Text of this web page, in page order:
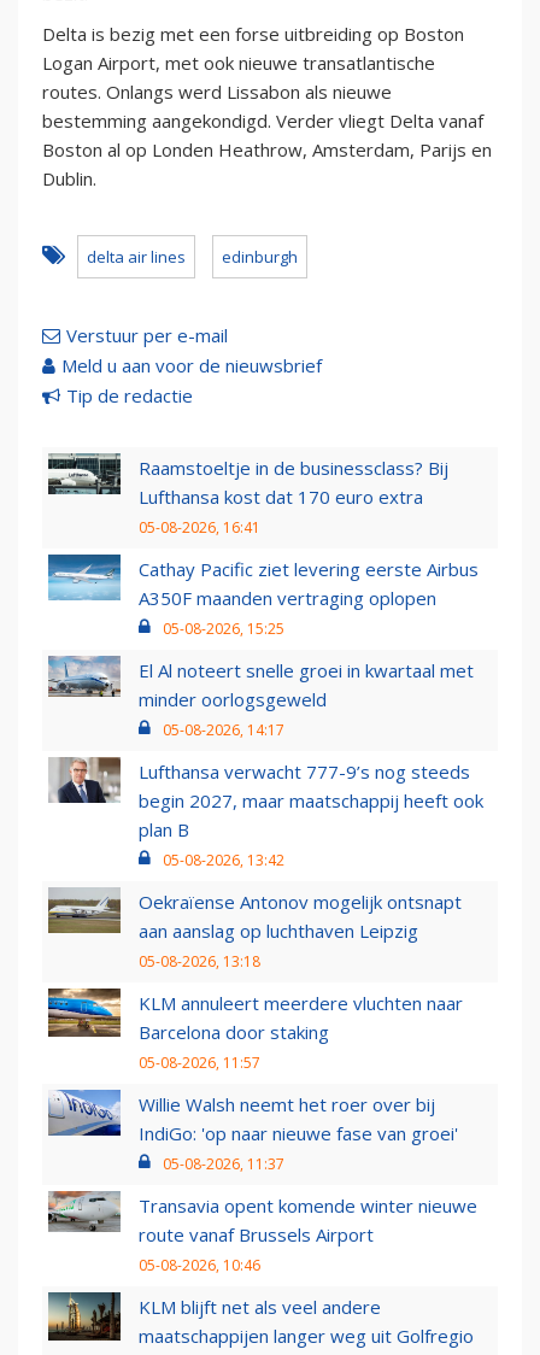
Delta is bezig met een forse uitbreiding op Boston
Logan Airport, met ook nieuwe transatlantische
routes. Onlangs werd Lissabon als nieuwe
bestemming aangekondigd. Verder vliegt Delta vanaf
Boston al op Londen Heathrow, Amsterdam, Parijs en
Dublin.
delta air lines edinburgh
Verstuur per e-mail
Meld u aan voor de nieuwsbrief
Tip de redactie
Raamstoeltje in de businessclass? Bij
Lufthansa kost dat 170 euro extra
05-08-2026, 16:41
Cathay Pacific ziet levering eerste Airbus
A350F maanden vertraging oplopen
05-08-2026, 15:25
El Al noteert snelle groei in kwartaal met
minder oorlogsgeweld
05-08-2026, 14:17
Lufthansa verwacht 777-9’s nog steeds
begin 2027, maar maatschappij heeft ook
plan B
05-08-2026, 13:42
Oekraïense Antonov mogelijk ontsnapt
aan aanslag op luchthaven Leipzig
05-08-2026, 13:18
KLM annuleert meerdere vluchten naar
Barcelona door staking
05-08-2026, 11:57
Willie Walsh neemt het roer over bij
IndiGo: 'op naar nieuwe fase van groei'
05-08-2026, 11:37
Transavia opent komende winter nieuwe
route vanaf Brussels Airport
05-08-2026, 10:46
KLM blijft net als veel andere
maatschappijen langer weg uit Golfregio